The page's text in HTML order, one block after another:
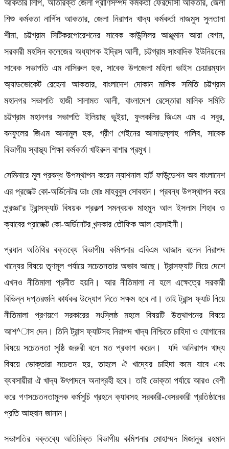
আকতার লিপি, অতিরিক্ত জেলা প্রাণিসম্পদ কর্মকর্তা ফেরদৌসী আকতার, জেলা
শিশু কর্মকতা নার্গিস আকতার, জেলা নিরাপদ খাদ্য কর্মকর্তা নাজমুস সুলতানা
শীমা, চট্টগ্রাম সিটিকরপোরেশনের সাবেক কাউন্সিলর আঞ্জুমান আরা বেগম,
সরকারী মহসিন কলেজের অধ্যাপক ইদ্রিস আলী, চট্টগ্রাম সাংবাদিক ইউনিয়নের
সাবেক সভাপতি এম নাসিরুল হক, সাবেক উপজেলা মহিলা ভাইস চেয়ারম্যান
অ্যাডভোকেট রেহেনা আকতার, বাংলাদেশ দোকান মালিক সমিতি চট্টগ্রাম
মহানগর সভাপতি হাজী সালামত আলী, বাংলাদেশ রেস্তোরা মালিক সমিতি
চট্টগ্রাম মহানগর সভাপতি ইলিয়াছ ভুইয়া, ফুলকলির জিএম এম এ সবুর,
বনফুলের জিএম আনামুল হক, গ্রীণ গেইনের আসাদুল্লাহ গালিব, সাবেক
বিভাগীয় স্বাস্থ্য শিক্ষা কর্মকর্তা খাইরুল বাশার প্রমুখ।
সেমিনারে মূল প্রবন্ধ উপস্থাপন করেন ন্যাশনাল হার্ট ফাউন্ডেশন অব বাংলাদেশ
এর প্রজেক্ট কো-অর্ডিনেটর ডাঃ মোঃ মাহবুবুস সোবহান। প্রবন্ধ উপস্থাপন করে
প্র্রজ্ঞা’র ট্রান্সফ্যাট বিষয়ক প্রকল্প সমন্বয়ক মাহমুদ আল ইসলাম শিহাব ও
ক্যাবের প্রাজেক্ট কো-অর্ডিনেটর খন্দকার তৌফিক আল হোসাইনী।
প্রধান অতিথির বক্তব্যে বিভাগীয় কমিশনার এবিএম আজাদ বলেন নিরাপদ
খাদ্যের বিষয়ে তৃণমূল পর্যায়ে সচেতনতার অভাব আছে। ট্রান্সফ্যাট নিয়ে দেশে
এখনও নীতিমালা প্রনীত হয়নি। আর নীতিমালা না হলে এক্ষেত্রে সরকারী
বিভিন্ন দপ্তরগুলি কার্যকর উদ্যোগ নিতে সক্ষম হবে না। তাই ট্রান্স ফ্যাট নিয়ে
নীতিমালা প্রণয়ণে সরকারের সংস্লিষ্ঠ মহলে বিষয়টি উত্থাপনের বিষয়ে
আশ^াস দেন। তিনি ট্রান্স ফ্যাটসহ নিরাপদ খাদ্য নিশ্চিতে চাহিদা ও যোগানের
বিষয়ে সচেতনতা সৃষ্ঠি জরুরী বলে মত প্রকাশ করেন। যদি অনিরাপদ খাদ্য
বিষয়ে ভোক্তারা সচেতন হয়, তাহলে ঐ খাদ্যের চাহিদা কমে যাবে এবং
ব্যবসায়ীরা ঐ খাদ্য উৎপাদনে অনাগ্রহী হবে। তাই ভোক্তা পর্যায়ে আরও বেশী
করে গণসচেতনতামুলক কর্মসুচি গ্রহনে ক্যাবসহ সরকারী-বেসরকারী প্রতিষ্ঠানের
প্রতি আহবান জানান।
সভাপতির বক্তব্যে অতিরিক্ত বিভাগীয় কমিশনার মোহাম্মদ মিজানুর রহমান